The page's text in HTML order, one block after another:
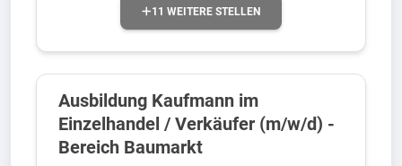
11 WEITERE STELLEN
Ausbildung Kaufmann im
Einzelhandel / Verkäufer (m/w/d) -
Bereich Baumarkt